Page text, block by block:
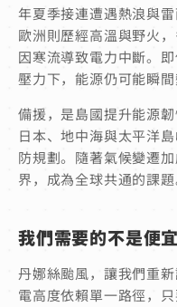
年夏季接連遭遇熱浪與
歐洲則歷經高溫與野火
因寒流導致電力中斷。
壓力下，能源仍可能瞬間
備援，是島國提升能源
日本、地中海與太平洋
防規劃。隨著氣候變遷
界，成為全球共通的課題
我們需要的不是便
丹娜絲颱風，讓我們重
電高度依賴單一路徑，